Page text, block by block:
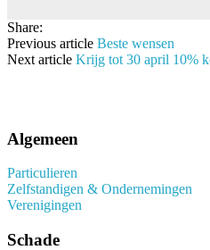
Share:
Previous article Beste wensen
Next article Krijg tot 30 april 10%
Algemeen
Particulieren
Zelfstandigen & Ondernemingen
Verenigingen
Schade